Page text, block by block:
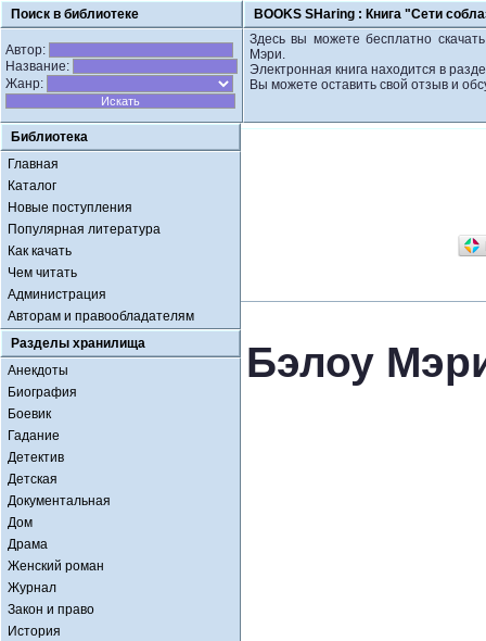
Поиск в библиотеке BOOKS SHaring : Книга "Сети
Автор:
Название:
Жанр:
Здесь вы можете бесплатно
Мэри.
Электронная книга находится в
Вы можете оставить свой отзыв и
Библиотека
Главная
Каталог
Новые поступления
Популярная литература
Как качать
Чем читать
Администрация
Авторам и правообладателям
Разделы хранилища
Анекдоты
Биография
Боевик
Гадание
Детектив
Детская
Документальная
Дом
Драма
Женский роман
Журнал
Закон и право
История
Бэлоу